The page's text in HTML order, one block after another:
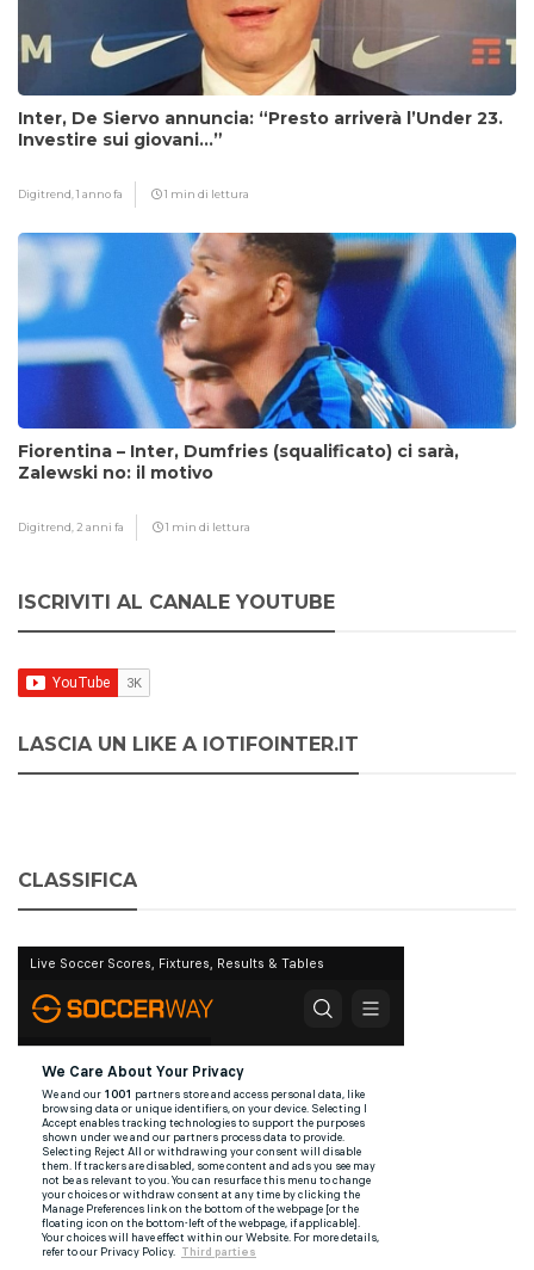
Inter, De Siervo annuncia: “Presto arriverà l’Under 23.
Investire sui giovani…”
Digitrend,1 anno fa 1 min di lettura
Fiorentina – Inter, Dumfries (squalificato) ci sarà,
Zalewski no: il motivo
Digitrend, 2 anni fa 1 min di lettura
ISCRIVITI AL CANALE YOUTUBE
LASCIA UN LIKE A IOTIFOINTER.IT
CLASSIFICA